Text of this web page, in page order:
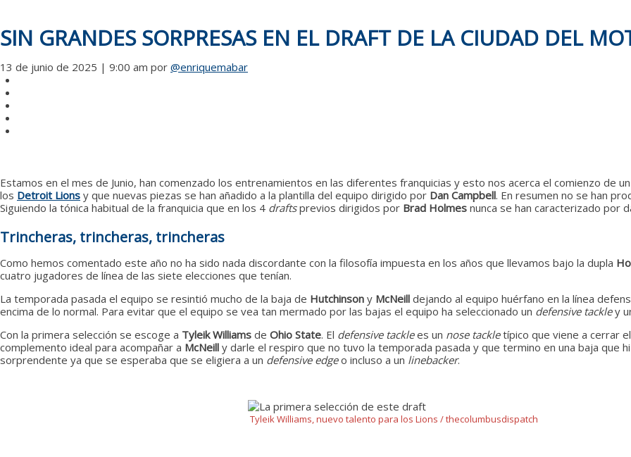
SIN GRANDES SORPRESAS EN EL DRAFT DE LA CIUDAD DEL
13 de junio de 2025 | 9:00 am por @enriquemabar
Estamos en el mes de Junio, han comenzado los entrenamientos en las diferentes franquicias y esto nos acerca el comienzo de
los Detroit Lions y que nuevas piezas se han añadido a la plantilla del equipo dirigido por Dan Campbell. En resumen no se han
Siguiendo la tónica habitual de la franquicia que en los 4 draftsprevios dirigidos por Brad Holmes nunca se han caracterizado por
Trincheras, trincheras, trincheras
Como hemos comentado este año no ha sido nada discordante con la filosofía impuesta en los años que llevamos bajo la dupla
cuatro jugadores de línea de las siete elecciones que tenían.
La temporada pasada el equipo se resintió mucho de la baja de Hutchinson y McNeill dejando al equipo huérfano en la línea
encima de lo normal. Para evitar que el equipo se vea tan mermado por las bajas el equipo ha seleccionado un defensive tackley
Con la primera selección se escoge a Tyleik Williams de Ohio State. El defensive tacklees un nose tackletípico que viene a cerrar
complemento ideal para acompañar a McNeill y darle el respiro que no tuvo la temporada pasada y que termino en una baja que
sorprendente ya que se esperaba que se eligiera a un defensive edgeo incluso a un linebacker.
Tyleik Williams, nuevo talento para los Lions / thecolumbusdispatch